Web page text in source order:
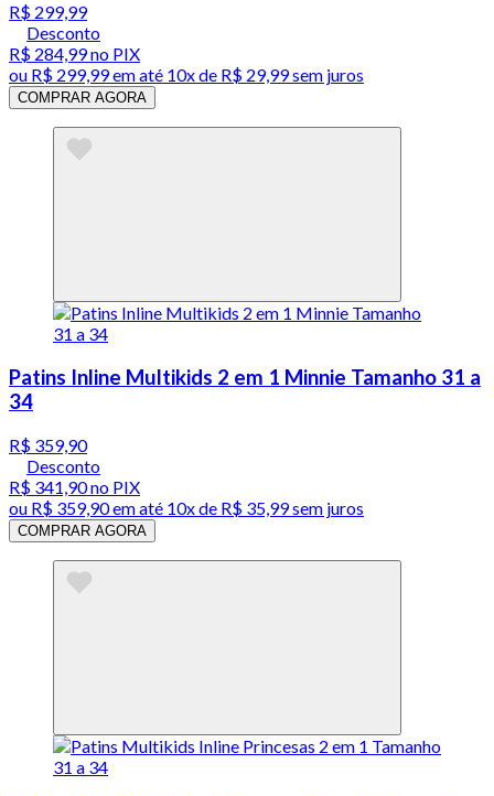
R$ 299,99
Desconto
R$ 284,99no PIX
ou R$ 299,99em até 10x de R$ 29,99 sem juros
COMPRAR AGORA
Patins Inline Multikids 2 em 1 Minnie Tamanho 31 a
34
R$ 359,90
Desconto
R$ 341,90no PIX
ou R$ 359,90em até 10x de R$ 35,99 sem juros
COMPRAR AGORA